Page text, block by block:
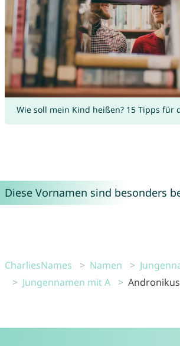
Wie soll mein Kind heißen? 15 Tipps für
Diese Vornamen sind besonders
CharliesNames Namen
Jungennamen mit A
Andronikus